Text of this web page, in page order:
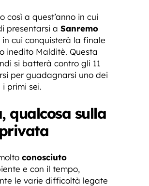
così a quest’anno in cui
presentarsi a Sanremo
in cui conquisterà la finale
inedito Malditè. Questa
si batterà contro gli 11
per guadagnarsi uno dei
primi sei.
qualcosa sulla
conosciuto
e con il tempo,
le varie difficoltà legate